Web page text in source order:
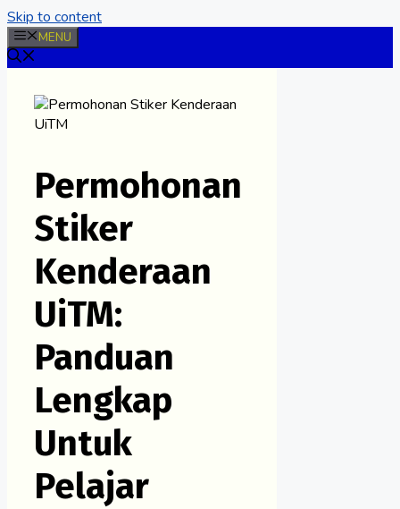
Skip to content
MENU
Permohonan
Stiker
Kenderaan
UiTM:
Panduan
Lengkap
Untuk
Pelajar